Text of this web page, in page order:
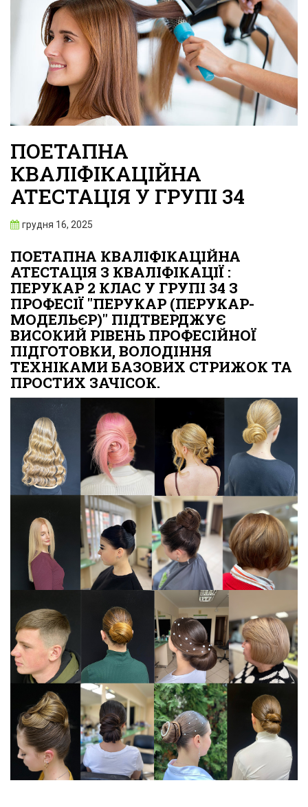
ПОЕТАПНА
КВАЛІФІКАЦІЙНА
АТЕСТАЦІЯ У ГРУПІ 34
грудня 16, 2025
ПОЕТАПНА КВАЛІФІКАЦІЙНА
АТЕСТАЦІЯ З КВАЛІФІКАЦІЇ :
ПЕРУКАР 2 КЛАС У ГРУПІ 34 З
ПРОФЕСІЇ "ПЕРУКАР (ПЕРУКАР-
МОДЕЛЬЄР)" ПІДТВЕРДЖУЄ
ВИСОКИЙ РІВЕНЬ ПРОФЕСІЙНОЇ
ПІДГОТОВКИ, ВОЛОДІННЯ
ТЕХНІКАМИ БАЗОВИХ СТРИЖОК ТА
ПРОСТИХ ЗАЧІСОК.